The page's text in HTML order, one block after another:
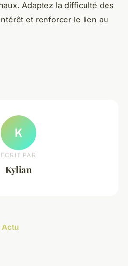
Adaptez la difficulté des
et renforcer le lien au
K
ECRIT PAR
Kylian
Actu